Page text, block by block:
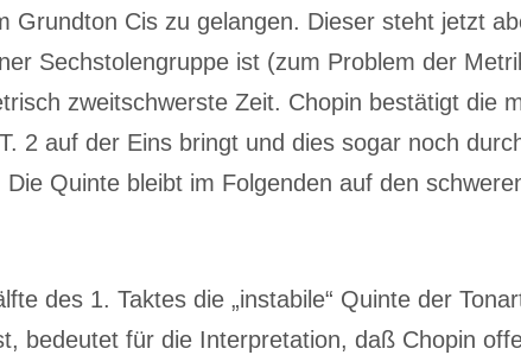
Grundton Cis zu gelangen. Dieser steht jetzt
Sechstolengruppe ist (zum Problem der
zweitschwerste Zeit. Chopin bestätigt die
2 auf der Eins bringt und dies sogar noch
Quinte bleibt im Folgenden auf den
des 1. Taktes die „instabile“ Quinte der
bedeutet für die Interpretation, daß Chopin